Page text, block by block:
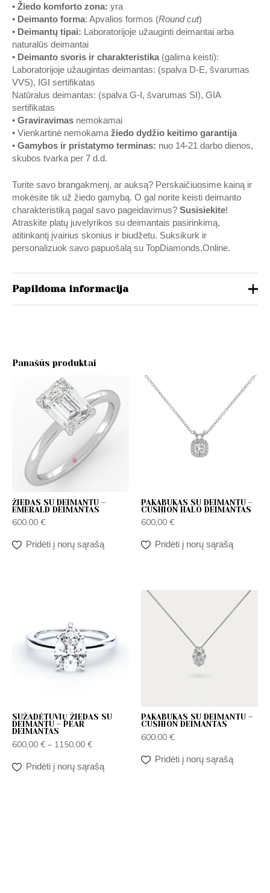
• Žiedo komforto zona: yra
• Deimanto forma: Apvalios formos (Round cut)
• Deimantų tipai: Laboratorijoje užauginti deimantai arba
naturalūs deimantai
• Deimanto svoris ir charakteristika (galima keisti):
Laboratorijoje užaugintas deimantas: (spalva D-E, švarumas
VVS), IGI sertifikatas
Natūralus deimantas: (spalva G-I, švarumas SI), GIA
sertifikatas
• Graviravimas nemokamai
• Vienkartinė nemokama žiedo dydžio keitimo garantija
• Gamybos ir pristatymo terminas: nuo 14-21 darbo dienos,
skubos tvarka per 7 d.d.
Turite savo brangakmenį, ar auksą? Perskaičiuosime kainą ir
mokėsite tik už žiedo gamybą. O gal norite keisti deimanto
charakteristiką pagal savo pageidavimus? Susisiekite!
Atraskite platų juvelyrikos su deimantais pasirinkimą,
atitinkantį įvairius skonius ir biudžetu. Suksikurk ir
personalizuok savo papuošalą su TopDiamonds.Online.
Papildoma informacija
Metalas
(900) Platina, 14K (585) Baltas
auksas, 14K (585) Geltonas
auksas, 14K (585) Raudonas
auksas
Žiedo dydis
14, 14.5, 15, 15.5, 16, 16.5, 17,
17.5, 18, 18.5, 19, 19.5, 20
Panašūs produktai
ŽIEDAS SU DEIMANTU –
EMERALD DEIMANTAS
600,00 €
Pridėti į norų sąrašą
PAKABUKAS SU DEIMANTU –
CUSHION HALO DEIMANTAS
600,00 €
Pridėti į norų sąrašą
SUŽADĖTUVIŲ ŽIEDAS SU
DEIMANTU – PEAR
DEIMANTAS
600,00 € – 1150,00 €
1150,00 €
Pridėti į norų sąrašą
PAKABUKAS SU DEIMANTU –
CUSHION DEIMANTAS
600,00 €
Pridėti į norų sąrašą